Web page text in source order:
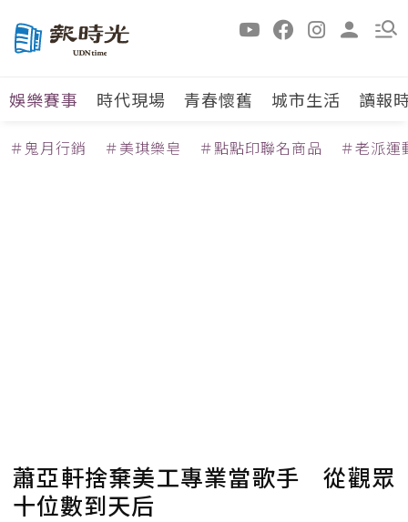
娛樂賽事 時代現場 青春懷舊 城市生活 讀報
＃鬼月行銷 ＃美琪樂皂 ＃點點印聯名商品 ＃老派運
蕭亞軒捨棄美工專業當歌手 從觀眾
十位數到天后